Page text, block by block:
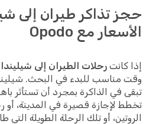
حجز تذاكر طيران إلى
الأسعار مع Opodo
إذا كانت رحلات الطيران إلى شيليندا
وقت مناسب للبدء في البحث.
تبقى في الذاكرة بمجرد أن تستأثر
تخطط لإجازة قصيرة في المدينة، أو
الروتين، أو تلك الرحلة الطويلة التي